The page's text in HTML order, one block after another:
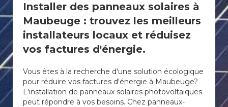
Installer des panneaux solaires à
Maubeuge : trouvez les meilleurs
installateurs locaux et réduisez
vos factures d'énergie.
Vous êtes à la recherche d'une solution écologique
pour réduire vos factures d'énergie à Maubeuge?
L'installation de panneaux solaires photovoltaïques
peut répondre à vos besoins. Chez panneaux-